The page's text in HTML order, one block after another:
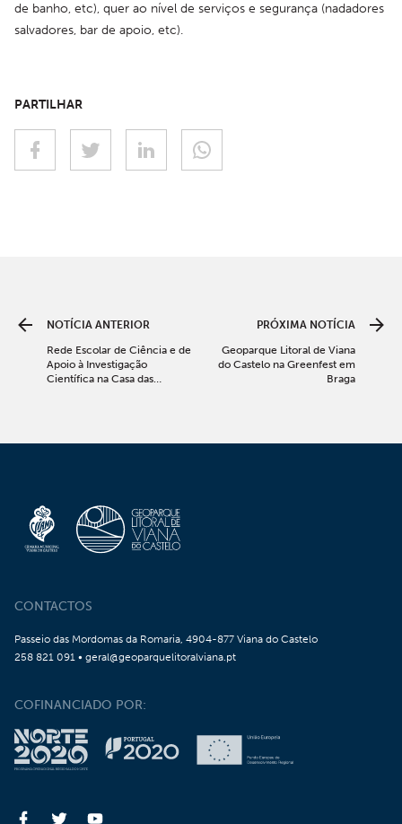
de banho, etc), quer ao nível de serviços e segurança (nadadores
salvadores, bar de apoio, etc).
PARTILHAR
NOTÍCIA ANTERIOR
Rede Escolar de Ciência e de
Apoio à Investigação
Científica na Casa das
PRÓXIMA NOTÍCIA
Geoparque Litoral de Viana
do Castelo na Greenfest em
Braga
CONTACTOS
Passeio das Mordomas da Romaria, 4904-877 Viana do Castelo
258 821 091 • geral@geoparquelitoralviana.pt
COFINANCIADO POR: